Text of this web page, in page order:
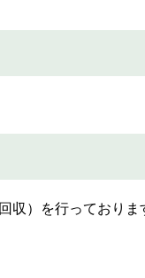
収）を行っておりま